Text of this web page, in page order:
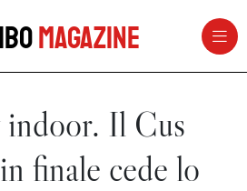
Magazine
indoor. Il Cus
finale cede lo